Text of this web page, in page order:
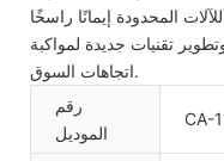
المحدودة إيمانًا راسخًا
تقنيات جديدة لمواكبة
اتجاهات السوق.
رقم
الموديل
CA-